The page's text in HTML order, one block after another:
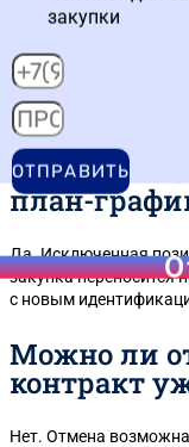
органа?
Срок отмены
выполнить его в
в ЕИС, уведомление
Влияет ли
план-
Да. Исключенная
закупка переносится
с новым
Можно ли
контракт
Нет. Отмена
закупки
ОТПРАВИТЬ